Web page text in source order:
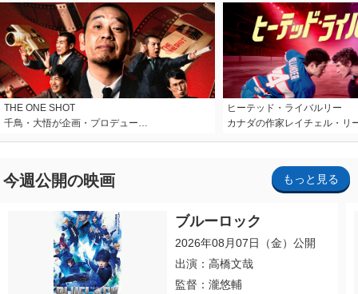
THE ONE SHOT
千鳥・大悟が企画・プロデュー…
ヒーテッド・ライバルリー
カナダの作家レイチェル・リ
今週公開の映画 もっと見る
ブルーロック
2026年08月07日（金）公開
出演：高橋文哉
監督：瀧悠輔